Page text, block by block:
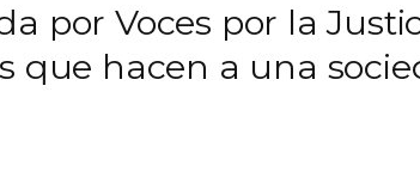
por Voces por la
que hacen a una